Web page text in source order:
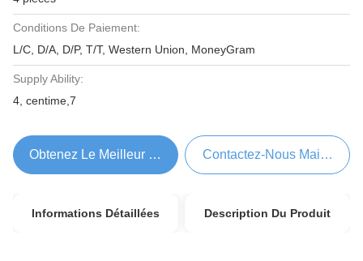
Conditions De Paiement:
L/C, D/A, D/P, T/T, Western Union, MoneyGram
Supply Ability:
4, centime,7
Obtenez Le Meilleur Prix Contactez-Nous Maintenant
Informations Détaillées Description Du Produit